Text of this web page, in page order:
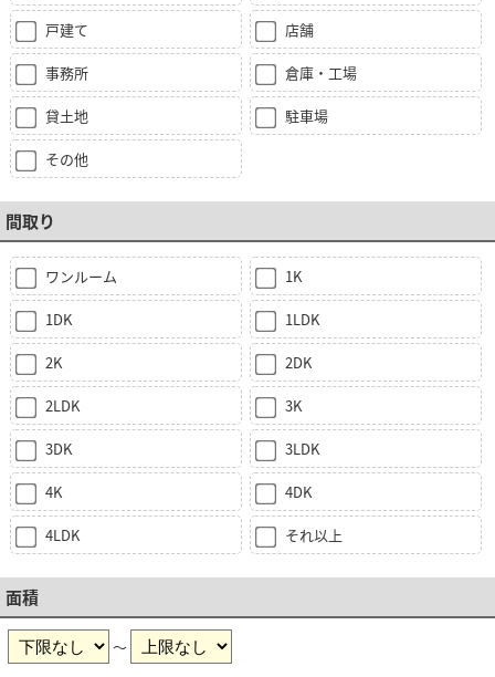
戸建て 店舗
事務所 倉庫・工場
貸土地 駐車場
その他
間取り
ワンルーム 1K
1DK 1LDK
2K 2DK
2LDK 3K
3DK 3LDK
4K 4DK
4LDK それ以上
面積
～